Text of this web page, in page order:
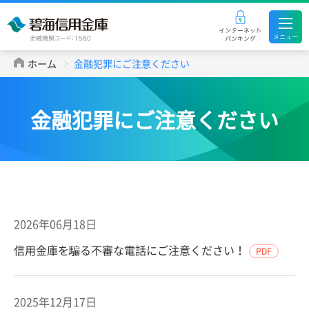
ホーム 金融犯罪にご注意ください
金融犯罪にご注意ください
2026年06月18日
信用金庫を騙る不審な電話にご注意ください！
PDF
2025年12月17日